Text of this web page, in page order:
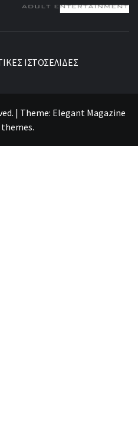
ΙΣΤΟΣΕΛΙΔΕΣ
| Theme: Elegant Magazine
themes.